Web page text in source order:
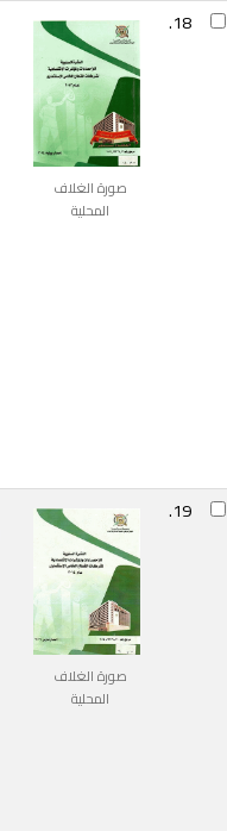
18.
صورة الغلاف
المحلية
19.
صورة الغلاف
المحلية